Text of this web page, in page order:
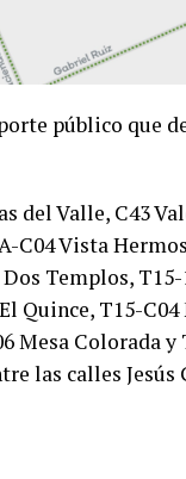
público que
del Valle, C43
C04 Vista
Templos,
T15-
Colorada y
las calles Jesús